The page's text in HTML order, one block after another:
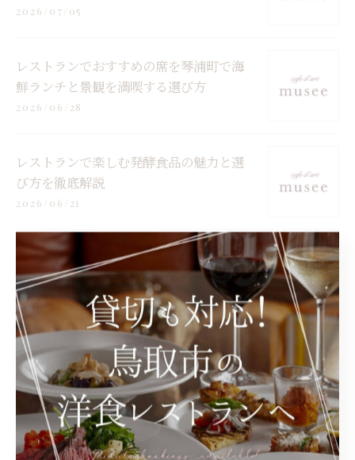
2026/07/05
レストランでおすすめの席を琴浦町で海
鮮ランチと景観を満喫する選び方
2026/06/28
レストランで楽しむ発酵食品の魅力と選
び方を徹底解説
2026/06/21
レストランのコンセプトで味わう鳥取県
鳥取市東伯郡三朝町の地域と健康の物語
2026/06/14
レストランの社員研修で接客力とチーム
力を高める実践的メソッド
2026/06/07
レストラン心の味を満喫できる鳥取県鳥